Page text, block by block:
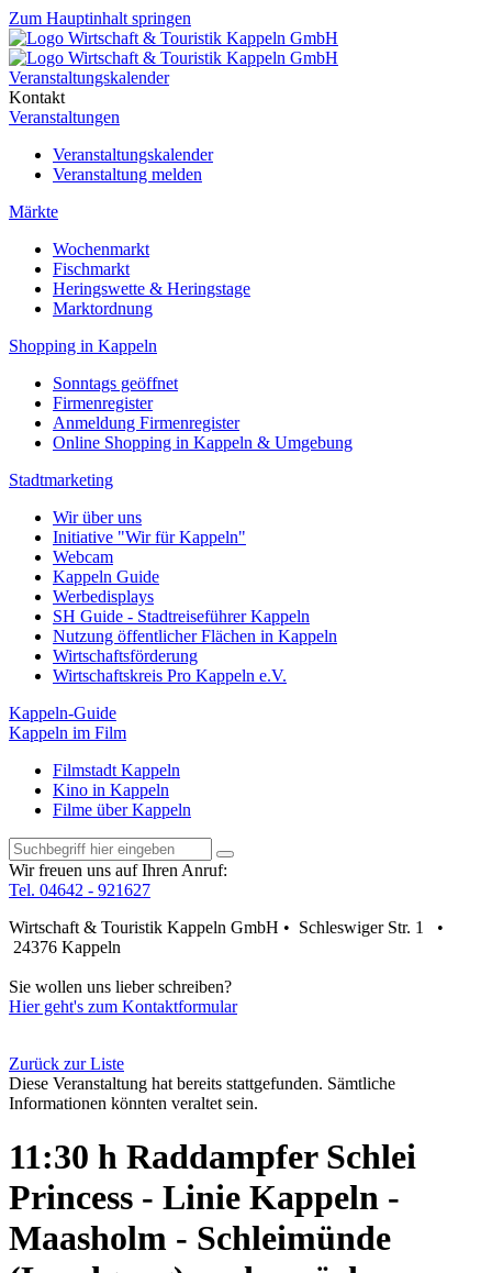
Zum Hauptinhalt springen
Veranstaltungskalender
Kontakt
Veranstaltungen
Veranstaltungskalender
Veranstaltung melden
Märkte
Wochenmarkt
Fischmarkt
Heringswette & Heringstage
Marktordnung
Shopping in Kappeln
Sonntags geöffnet
Firmenregister
Anmeldung Firmenregister
Online Shopping in Kappeln & Umgebung
Stadtmarketing
Wir über uns
Initiative "Wir für Kappeln"
Webcam
Kappeln Guide
Werbedisplays
SH Guide - Stadtreiseführer Kappeln
Nutzung öffentlicher Flächen in Kappeln
Wirtschaftsförderung
Wirtschaftskreis Pro Kappeln e.V.
Kappeln-Guide
Kappeln im Film
Filmstadt Kappeln
Kino in Kappeln
Filme über Kappeln
Wir freuen uns auf Ihren Anruf:
Tel. 04642 - 921627
Wirtschaft & Touristik Kappeln GmbH • Schleswiger Str. 1 •
24376 Kappeln
Sie wollen uns lieber schreiben?
Hier geht's zum Kontaktformular
Zurück zur Liste
Diese Veranstaltung hat bereits stattgefunden. Sämtliche
Informationen könnten veraltet sein.
11:30 h Raddampfer Schlei
Princess - Linie Kappeln -
Maasholm - Schleimünde